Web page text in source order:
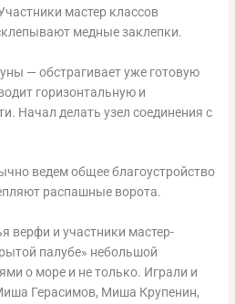
мастер классов
медные заклепки.
— обстрагивает уже готовую
горизонтальную и
Начал делать узел соединения с
ведем общее благоустройство
распашные ворота.
верфи и участники мастер-
палубе» небольшой
о море и не только. Играли и
Герасимов, Миша Крупенин,